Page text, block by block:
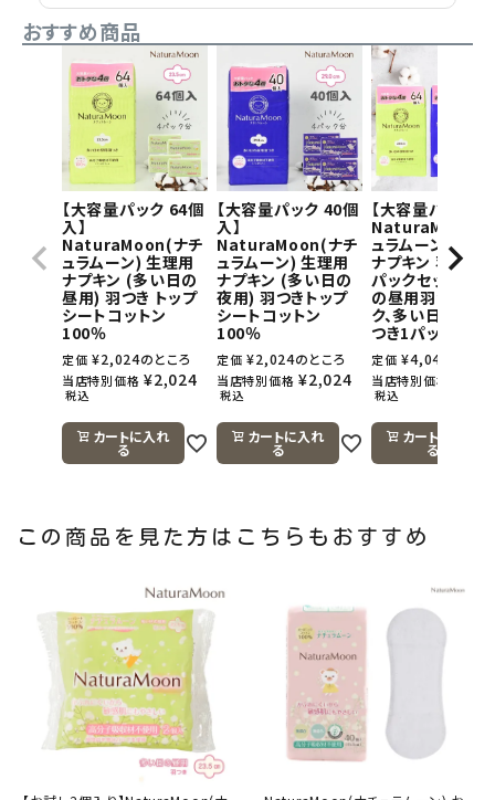
おすすめ商品
【大容量パック 64個
入】
NaturaMoon(ナチ
ュラムーン) 生理用
ナプキン (多い日の
昼用) 羽つき トップ
シートコットン
100％
定価 ¥2,024のところ
当店特別価格 ¥2,024
税込
カートに入れ
る
【大容量パック 40個
入】
NaturaMoon(ナチ
ュラムーン) 生理用
ナプキン (多い日の
夜用) 羽つきトップ
シートコットン
100％
定価 ¥2,024のところ
当店特別価格 ¥2,024
税込
カートに入れ
る
【大容量パック】
NaturaMoon(
ュラムーン) 生理
ナプキン 羽つき
パックセット(多
の昼用羽つき1パ
ク、多い日の夜
つき1パック)
定価 ¥4,048
当店特別価格
税込
カートに入れ
る
この商品を見た方はこちらもおすすめ